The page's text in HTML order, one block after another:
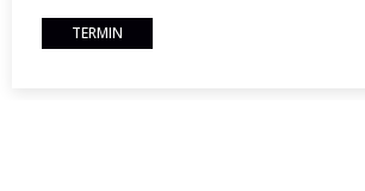
TERMIN